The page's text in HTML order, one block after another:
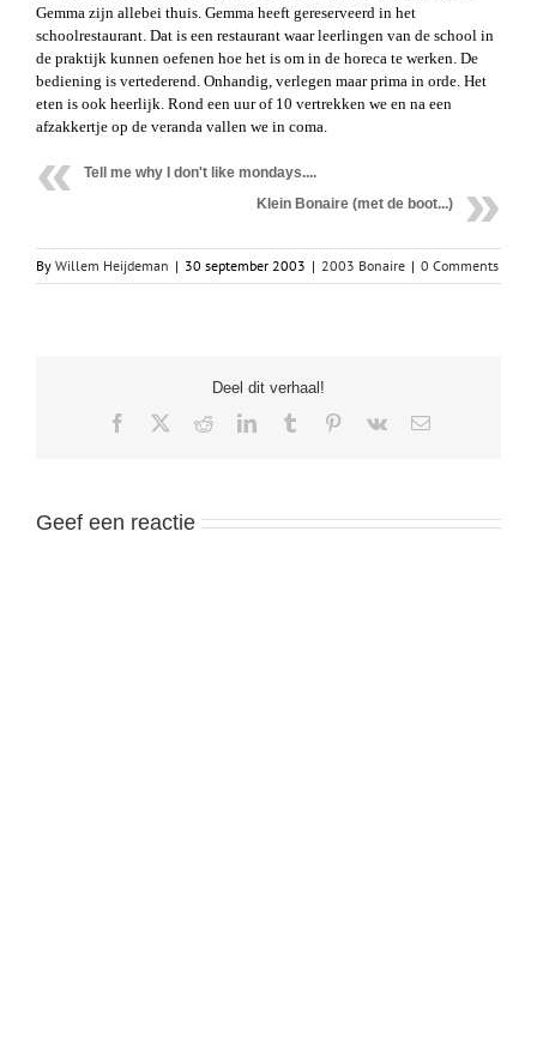
Gemma zijn allebei thuis. Gemma heeft gereserveerd in het
schoolrestaurant. Dat is een restaurant waar leerlingen van de school in
de praktijk kunnen oefenen hoe het is om in de horeca te werken. De
bediening is vertederend. Onhandig, verlegen maar prima in orde. Het
eten is ook heerlijk. Rond een uur of 10 vertrekken we en na een
afzakkertje op de veranda vallen we in coma.
Tell me why I don't like mondays....
Klein Bonaire (met de boot...)
By Willem Heijdeman | 30 september 2003 | 2003 Bonaire | 0 Comments
Deel dit verhaal!
Facebook RedditLinkedInTumblr Pinterest
Vk Email
Geef een reactie